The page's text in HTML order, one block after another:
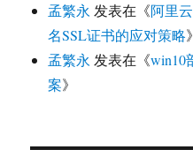
孟繁永 发表在《阿里
名SSL证书的应对策略》
孟繁永 发表在《win10
案》